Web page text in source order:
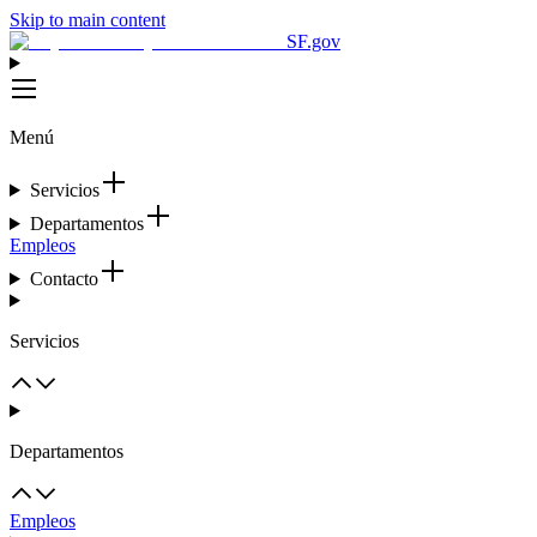
Skip to main content
SF.gov
Menú
Servicios
Departamentos
Empleos
Contacto
Servicios
Departamentos
Empleos